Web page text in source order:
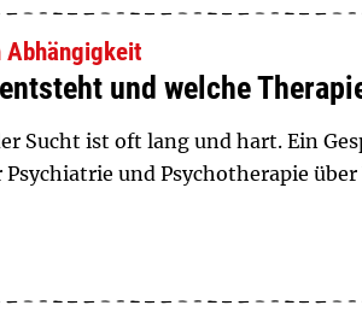
Abhängigkeit
und welche
Sucht ist oft lang und hart. Ein
und Psychotherapie